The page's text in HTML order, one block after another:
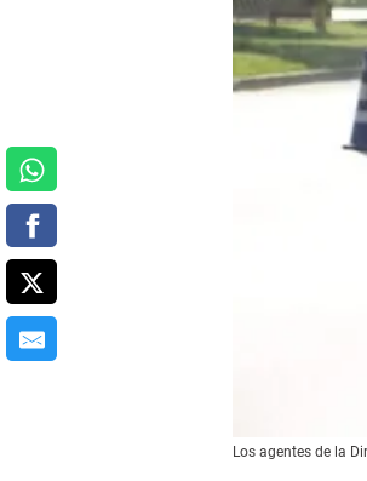
Los agentes de la